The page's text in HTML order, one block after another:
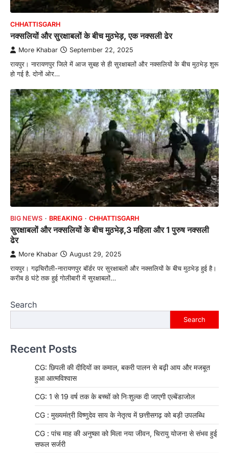
CHHATTISGARH
नक्सलियों और सुरक्षाबलों के बीच मुठभेड़, एक नक्सली ढेर
More Khabar September 22, 2025
रायपुर। नारायणपुर जिले में आज सुबह से ही सुरक्षाबलों और नक्सलियों के बीच मुठभेड़ शुरू
हो गई है. दोनों ओर…
BIG NEWS BREAKING CHHATTISGARH
सुरक्षाबलों और नक्सलियों के बीच मुठभेड़,3 महिला और 1 पुरुष नक्सली
ढेर
More Khabar August 29, 2025
रायपुर। गढ़चिरौली-नारायणपुर बॉर्डर पर सुरक्षाबलों और नक्सलियों के बीच मुठभेड़ हुई है।
करीब 8 घंटे तक हुई गोलीबारी में सुरक्षाबलों…
Search
Search
Recent Posts
CG: छिपली की दीदियों का कमाल, बकरी पालन से बढ़ी आय और मजबूत
हुआ आत्मविश्वास
CG: 1 से 19 वर्ष तक के बच्चों को निःशुल्क दी जाएगी एल्बेंडाजोल
CG : मुख्यमंत्री विष्णुदेव साय के नेतृत्व में छत्तीसगढ़ को बड़ी उपलब्धि
CG : पांच माह की अनुष्का को मिला नया जीवन, चिरायु योजना से संभव हुई
सफल सर्जरी